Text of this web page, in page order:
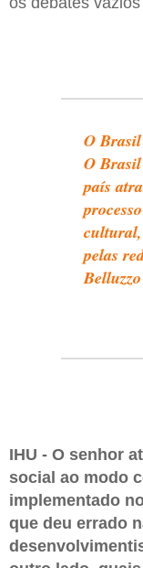
O
O
país
pelas
Belluzzo
IHU - O senhor
social ao modo
implementado
que deu errado